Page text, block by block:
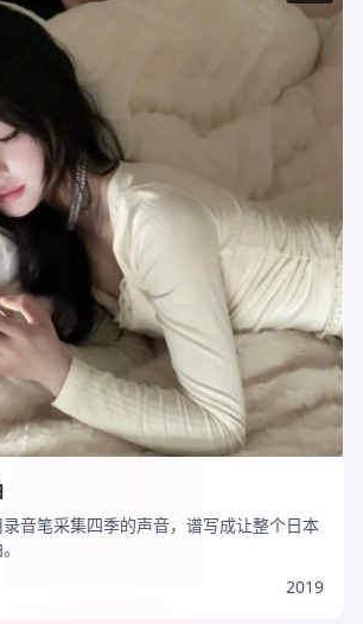
音笔采集四季的声音，谱写成让整个日本
2019